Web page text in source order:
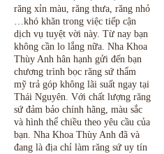
răng xỉn màu, răng thưa, răng nhỏ
…khó khăn trong việc tiếp cận
dịch vụ tuyệt vời này. Từ nay bạn
không cần lo lắng nữa. Nha Khoa
Thùy Anh hân hạnh gửi đến bạn
chương trình bọc răng sứ thẩm
mỹ trả góp không lãi suất ngay tại
Thái Nguyên. Với chất lượng răng
sứ đảm bảo chính hãng, màu sắc
và hình thể chiều theo yêu cầu của
bạn. Nha Khoa Thùy Anh đã và
đang là địa chỉ làm răng sứ uy tín